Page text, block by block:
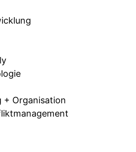
+ Organisation